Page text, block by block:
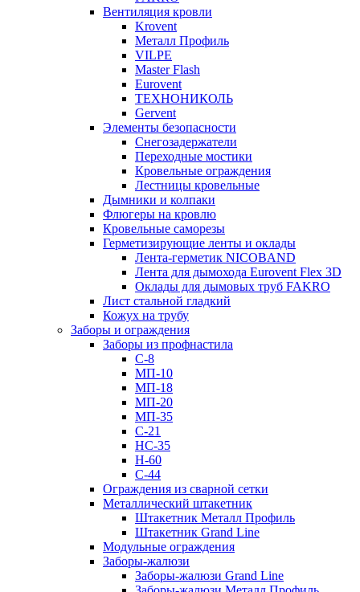
Вентиляция кровли
Krovent
Металл Профиль
VILPE
Master Flash
Eurovent
ТЕХНОНИКОЛЬ
Gervent
Элементы безопасности
Снегозадержатели
Переходные мостики
Кровельные ограждения
Лестницы кровельные
Дымники и колпаки
Флюгеры на кровлю
Кровельные саморезы
Герметизирующие ленты и оклады
Лента-герметик NICOBAND
Лента для дымохода Eurovent Flex 3D
Оклады для дымовых труб FAKRO
Лист стальной гладкий
Кожух на трубу
Заборы и ограждения
Заборы из профнастила
С-8
МП-10
МП-18
МП-20
МП-35
С-21
НС-35
Н-60
С-44
Ограждения из сварной сетки
Металлический штакетник
Штакетник Металл Профиль
Штакетник Grand Line
Модульные ограждения
Заборы-жалюзи
Заборы-жалюзи Grand Line